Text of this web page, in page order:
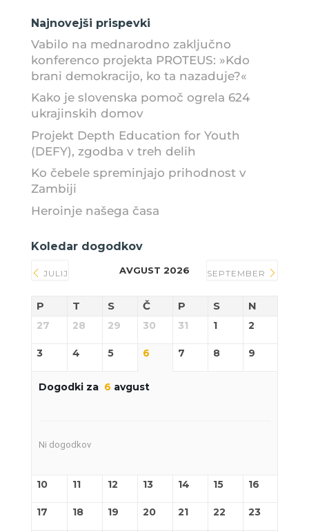
Najnovejši prispevki
Vabilo na mednarodno zaključno
konferenco projekta PROTEUS: »Kdo
brani demokracijo, ko ta nazaduje?«
Kako je slovenska pomoč ogrela 624
ukrajinskih domov
Projekt Depth Education for Youth
(DEFY), zgodba v treh delih
Ko čebele spreminjajo prihodnost v
Zambiji
Heroinje našega časa
Koledar dogodkov
JULIJ AVGUST 2026 SEPTEMBER
P T S Č P S N
27 28 29 30 31 1 2
3 4 5 6 7 8 9
Dogodki za 6 avgust
Ni dogodkov
10 11 12 13 14 15 16
17 18 19 20 21 22 23